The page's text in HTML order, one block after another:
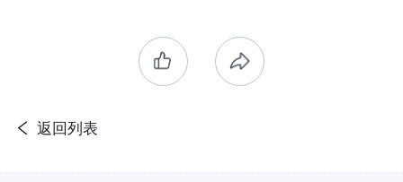
返回列表